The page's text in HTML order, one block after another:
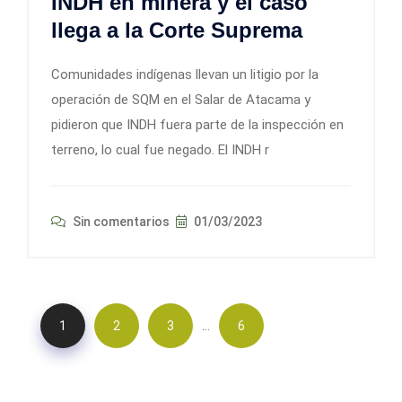
llega a la Corte Suprema
Comunidades indígenas llevan un litigio por la
operación de SQM en el Salar de Atacama y
pidieron que INDH fuera parte de la inspección en
terreno, lo cual fue negado. El INDH r
Sin comentarios 01/03/2023
1 2 3 6